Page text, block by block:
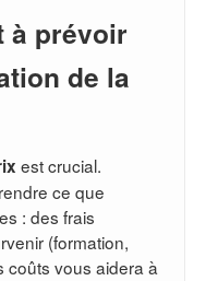
à prévoir
de la
est crucial.
ce que
: des frais
(formation,
coûts vous aidera à